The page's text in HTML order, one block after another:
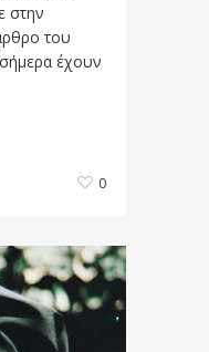
στην
του
έχουν
0